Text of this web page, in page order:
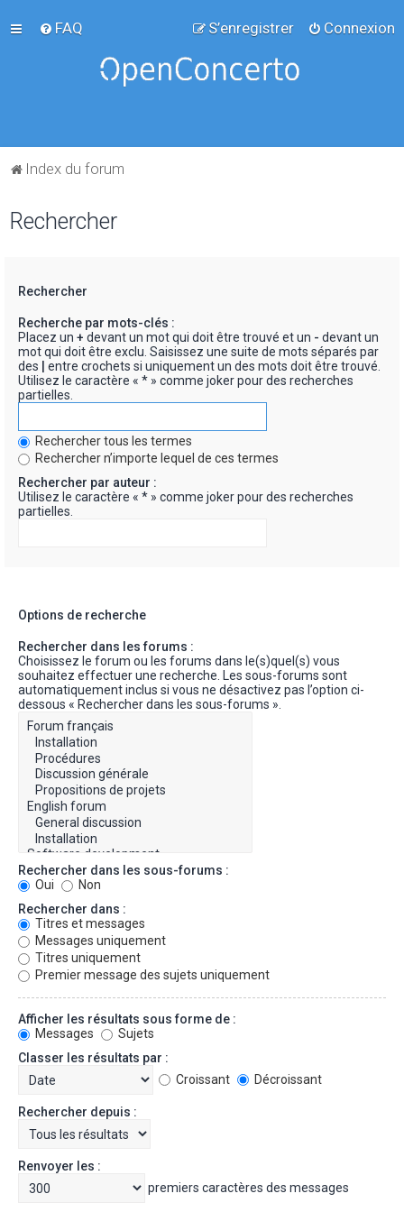
FAQ Connexion
S’enregistrer
Index du forum
Rechercher
Rechercher
Recherche par mots-clés :
Placez un + devant un mot qui doit être trouvé et un - devant un
mot qui doit être exclu. Saisissez une suite de mots séparés par
des
entre crochets si uniquement un des mots doit être trouvé.
Utilisez le caractère « * » comme joker pour des recherches
partielles.
Rechercher tous les termes
Rechercher n’importe lequel de ces termes
Rechercher par auteur :
Utilisez le caractère « * » comme joker pour des recherches
partielles.
Options de recherche
Rechercher dans les forums :
Choisissez le forum ou les forums dans le(s)quel(s) vous
souhaitez effectuer une recherche. Les sous-forums sont
automatiquement inclus si vous ne désactivez pas l’option ci-
dessous « Rechercher dans les sous-forums ».
Rechercher dans les sous-forums :
Oui
Non
Rechercher dans :
Titres et messages
Messages uniquement
Titres uniquement
Premier message des sujets uniquement
Afficher les résultats sous forme de :
Messages
Sujets
Classer les résultats par :
Croissant
Décroissant
Rechercher depuis :
Renvoyer les :
premiers caractères des messages